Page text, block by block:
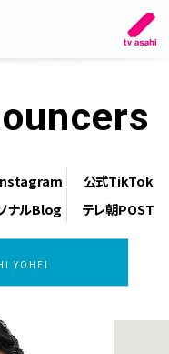
公式TikTok
ナルBlog テレ朝POST
YOHEI